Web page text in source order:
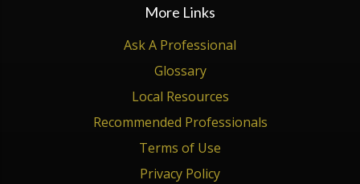
More Links
Ask A Professional
Glossary
Local Resources
Recommended Professionals
Terms of Use
Privacy Policy